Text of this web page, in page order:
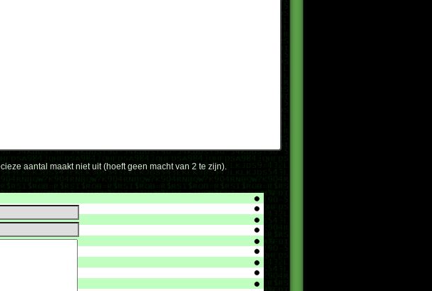
aantal maakt niet uit (hoeft geen macht van 2 te zijn).